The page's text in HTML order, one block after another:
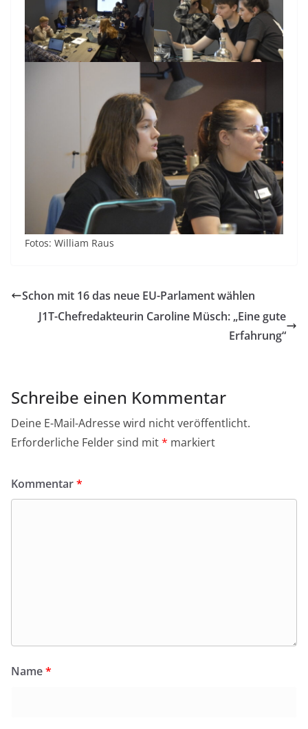
Fotos: William Raus
Schon mit 16 das neue EU-Parlament wählen
J1T-Chefredakteurin Caroline Müsch: „Eine gute
Erfahrung“
Schreibe einen Kommentar
Deine E-Mail-Adresse wird nicht veröffentlicht.
Erforderliche Felder sind mit* markiert
Kommentar*
Name*